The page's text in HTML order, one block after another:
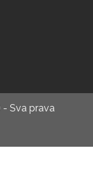
- Sva prava